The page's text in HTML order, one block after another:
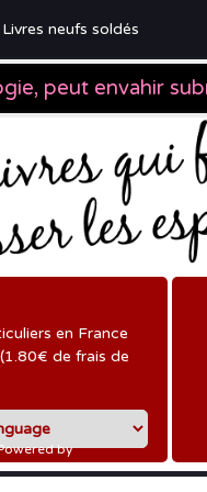
Livres neufs soldés
en France
de frais de
by
Translate